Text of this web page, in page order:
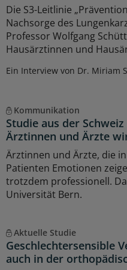
Die S3-Leitlinie
Nachsorge des
Professor Wolfgang
Hausärztinnen und
Ein Interview von Dr. Miriam
Kommunikation
Studie aus der
Ärztinnen und Ärzte
Ärztinnen und Ärzte, die
Patienten Emotionen
trotzdem professionell.
Universität Bern.
Aktuelle Studie
Geschlechtersensible
auch in der